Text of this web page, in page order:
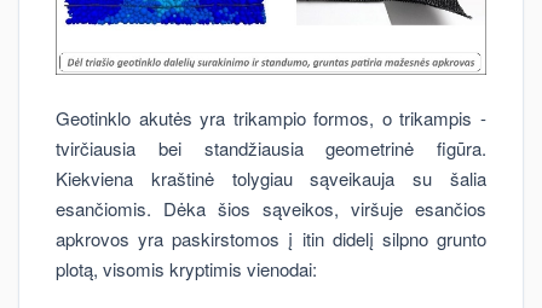
Geotinklo akutės yra trikampio formos, o trikampis -
tvirčiausia bei standžiausia geometrinė figūra.
Kiekviena kraštinė tolygiau sąveikauja su šalia
esančiomis. Dėka šios sąveikos, viršuje esančios
apkrovos yra paskirstomos į itin didelį silpno grunto
plotą, visomis kryptimis vienodai: